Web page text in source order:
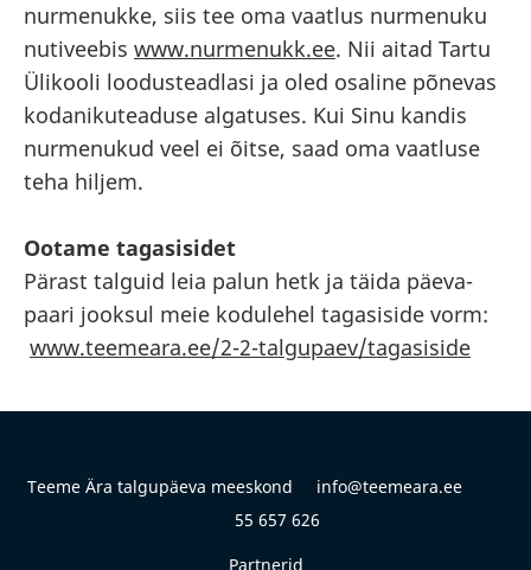
nurmenukke, siis tee oma vaatlus nurmenuku
nutiveebis www.nurmenukk.ee. Nii aitad Tartu
Ülikooli loodusteadlasi ja oled osaline põnevas
kodanikuteaduse algatuses. Kui Sinu kandis
nurmenukud veel ei õitse, saad oma vaatluse
teha hiljem.
Ootame tagasisidet
Pärast talguid leia palun hetk ja täida päeva-
paari jooksul meie kodulehel tagasiside vorm:
www.teemeara.ee/2-2-talgupaev/tagasiside
Teeme Ära talgupäeva meeskond info@teemeara.ee
55 657 626
Partnerid